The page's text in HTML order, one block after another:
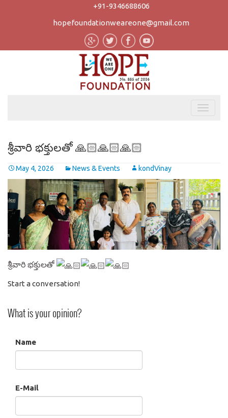
+91-9346688606
hopefoundationweareone@gmail.com
శ్రీవారి భక్తులతో 🙏🏻🙏🏻🙏🏻
May 4, 2026 News & Events kondVinay
శ్రీవారి భక్తులతో
Start a conversation!
What is your opinion?
Name
E-Mail